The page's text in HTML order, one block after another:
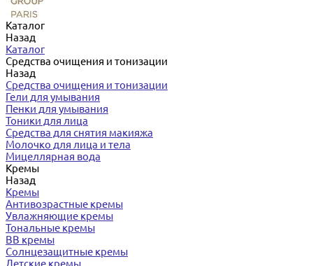
Каталог
Назад
Каталог
Средства очищения и тонизации
Назад
Средства очищения и тонизации
Гели для умывания
Пенки для умывания
Тоники для лица
Средства для снятия макияжа
Молочко для лица и тела
Мицеллярная вода
Кремы
Назад
Кремы
Антивозрастные кремы
Увлажняющие кремы
Тональные кремы
BB кремы
Солнцезащитные кремы
Детские кремы